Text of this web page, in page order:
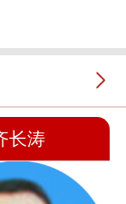
长涛